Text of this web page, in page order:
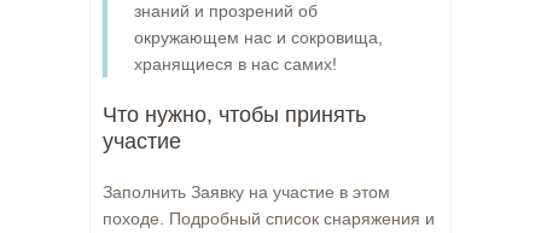
знаний и прозрений об
окружающем нас и сокровища,
хранящиеся в нас самих!
Что нужно, чтобы принять
участие
Заполнить Заявку на участие в этом
походе. Подробный список снаряжения и